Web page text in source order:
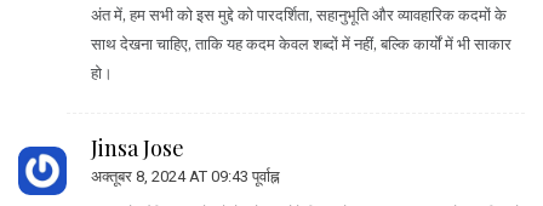
अंत में, हम सभी को इस मुद्दे को पारदर्शिता, सहानुभूति और व्यावहारिक कदमों के
साथ देखना चाहिए, ताकि यह कदम केवल शब्दों में नहीं, बल्कि कार्यों में भी साकार
हो।
Jinsa Jose
अक्तूबर 8, 2024 AT 09:43 पूर्वाह्न